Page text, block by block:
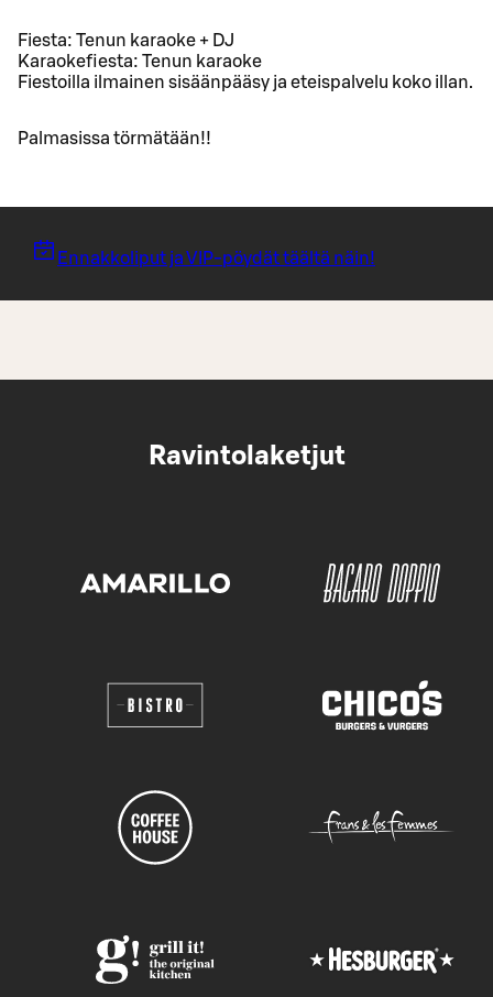
Fiesta: Tenun karaoke + DJ
Karaokefiesta: Tenun karaoke
Fiestoilla ilmainen sisäänpääsy ja eteispalvelu koko illan.
Palmasissa törmätään!!
Ennakkoliput ja VIP-pöydät täältä näin!
Ravintolaketjut